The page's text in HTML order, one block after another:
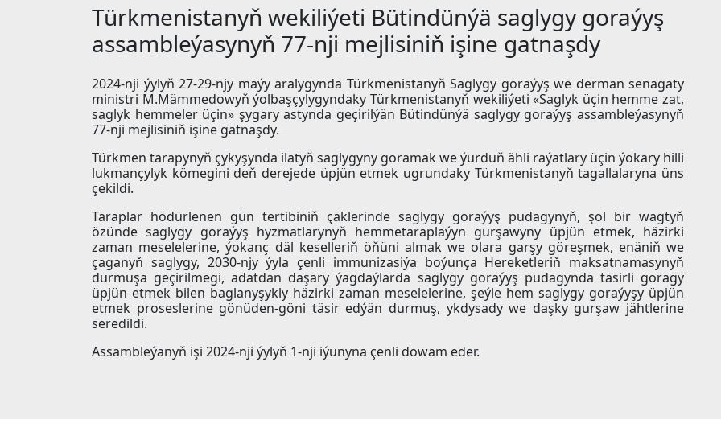
Türkmenistanyň wekiliýeti Bütindünýä saglygy goraýyş
assambleýasynyň 77-nji mejlisiniň işine gatnaşdy
2024-nji ýylyň 27-29-njy maýy aralygynda Türkmenistanyň Saglygy goraýyş we derman senagaty
ministri M.Mämmedowyň ýolbaşçylygyndaky Türkmenistanyň wekiliýeti «Saglyk üçin hemme zat,
saglyk hemmeler üçin» şygary astynda geçirilýän Bütindünýä saglygy goraýyş assambleýasynyň
77-nji mejlisiniň işine gatnaşdy.
Türkmen tarapynyň çykyşynda ilatyň saglygyny goramak we ýurduň ähli raýatlary üçin ýokary hilli
lukmançylyk kömegini deň derejede üpjün etmek ugrundaky Türkmenistanyň tagallalaryna üns
çekildi.
Taraplar hödürlenen gün tertibiniň çäklerinde saglygy goraýyş pudagynyň, şol bir wagtyň
özünde saglygy goraýyş hyzmatlarynyň hemmetaraplaýyn gurşawyny üpjün etmek, häzirki
zaman meselelerine, ýokanç däl keselleriň öňüni almak we olara garşy göreşmek, enäniň we
çaganyň saglygy, 2030-njy ýyla çenli immunizasiýa boýunça Hereketleriň maksatnamasynyň
durmuşa geçirilmegi, adatdan daşary ýagdaýlarda saglygy goraýyş pudagynda täsirli goragy
üpjün etmek bilen baglanyşykly häzirki zaman meselelerine, şeýle hem saglygy goraýyşy üpjün
etmek proseslerine gönüden-göni täsir edýän durmuş, ykdysady we daşky gurşaw jähtlerine
seredildi.
Assambleýanyň işi 2024-nji ýylyň 1-nji iýunyna çenli dowam eder.